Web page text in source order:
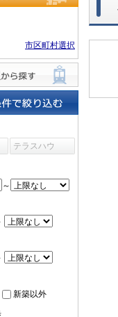
市区町村選択
す
り込む
テラスハウ
～
新築以外